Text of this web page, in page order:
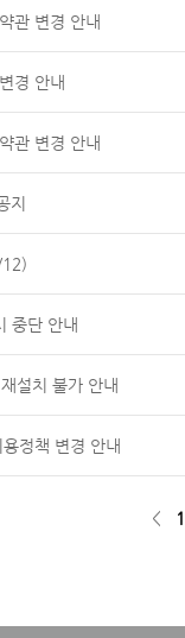
약관 변경 안내
경 안내
약관 변경 안내
지
12)
중단 안내
설치 불가 안내
정책 변경 안내
< 1